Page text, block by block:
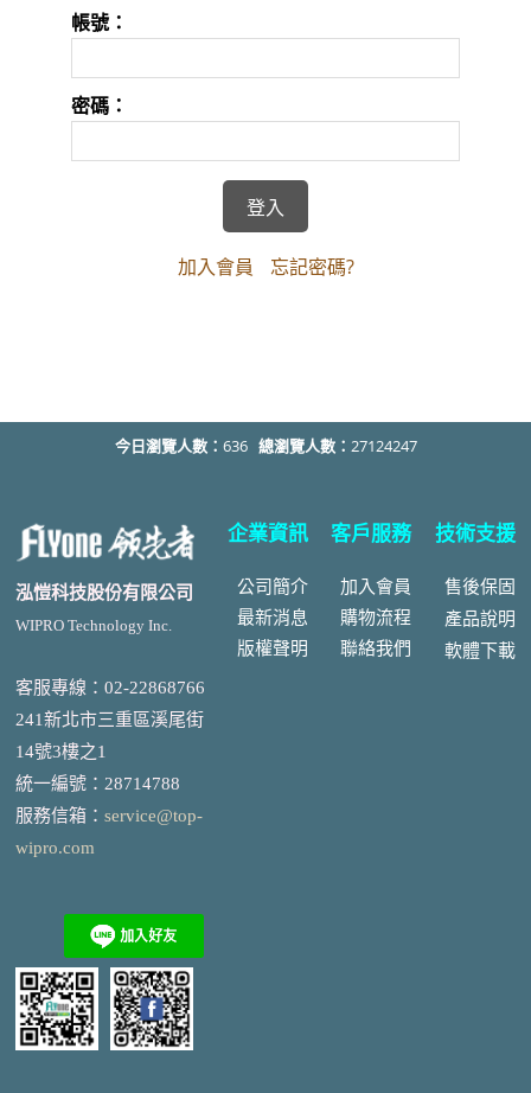
帳號：
密碼：
加入會員 忘記密碼?
今日瀏覽人數： 636 總瀏覽人數： 27124247
泓愷科技股份有限公司
WIPRO Technology Inc.
客服專線：02-22868766
241新北市三重區溪尾街
14號3樓之1
統一編號 ： 28714788
服務信箱： service@top-
wipro.com
企業資訊
公司簡介
最新消息
版權聲明
客戶服務
加入會員
購物流程
聯絡我們
技術支援
售後保固
產品說明
軟體下載